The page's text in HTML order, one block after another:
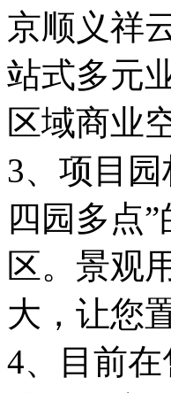
京顺义祥
站式多元
区域商业
3、项目
四园多点
区。景观
大，让您
4、目前